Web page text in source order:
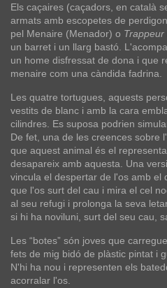
Els caçaires (caçadors, en català
armats amb escopetes de
pel Menaire (Menador) o Trappeur
un barret i un llarg bastó.
un home disfressat de dona i que
menaire com una càndida fadrina.
Les quatre tortugues, aquests
vestits de blanc i amb la cara
cilindres. Es suposa podrien
De fet, una de les creences sobre
que aquest animal és el
desapareix amb aquesta. Una
vincula el despertar de l'os amb el
que l'os surt del cau i mira el cel
al seu refugi i prolonga la seva
si hi ha noviluni, surt del seu cau,
Les “botes” són joves que
fets de mig bidó de plàstic pintat i
N'hi ha nou i representen els
acorralar l'os.